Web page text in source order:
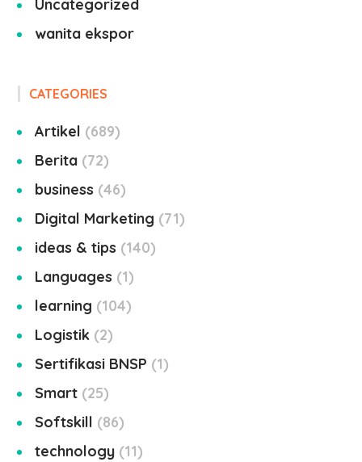
Uncategorized
wanita ekspor
CATEGORIES
Artikel
689
Berita 72
business 46
Digital Marketing
71
ideas & tips
140
Languages
1
learning
104
Logistik 2
Sertifikasi BNSP
1
Smart 25
Softskill
86
technology 11